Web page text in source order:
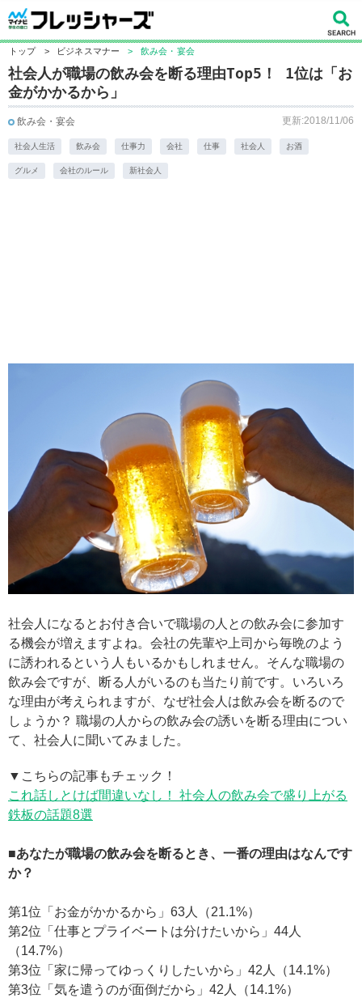
トップ > ビジネスマナー > 飲み会・宴会
社会人が職場の飲み会を断る理由Top5！ 1位は「お
金がかかるから」
飲み会・宴会 更新:2018/11/06
社会人生活 飲み会 仕事力 会社 仕事 社会人 お酒
グルメ 会社のルール 新社会人
社会人になるとお付き合いで職場の人との飲み会に参加す
る機会が増えますよね。会社の先輩や上司から毎晩のよう
に誘われるという人もいるかもしれません。そんな職場の
飲み会ですが、断る人がいるのも当たり前です。いろいろ
な理由が考えられますが、なぜ社会人は飲み会を断るので
しょうか？ 職場の人からの飲み会の誘いを断る理由につい
て、社会人に聞いてみました。
▼こちらの記事もチェック！
これ話しとけば間違いなし！ 社会人の飲み会で盛り上がる
鉄板の話題8選
■あなたが職場の飲み会を断るとき、一番の理由はなんです
か？
第1位「お金がかかるから」63人（21.1%）
第2位「仕事とプライベートは分けたいから」44人
（14.7%）
第3位「家に帰ってゆっくりしたいから」42人（14.1%）
第3位「気を遣うのが面倒だから」42人（14.1%）